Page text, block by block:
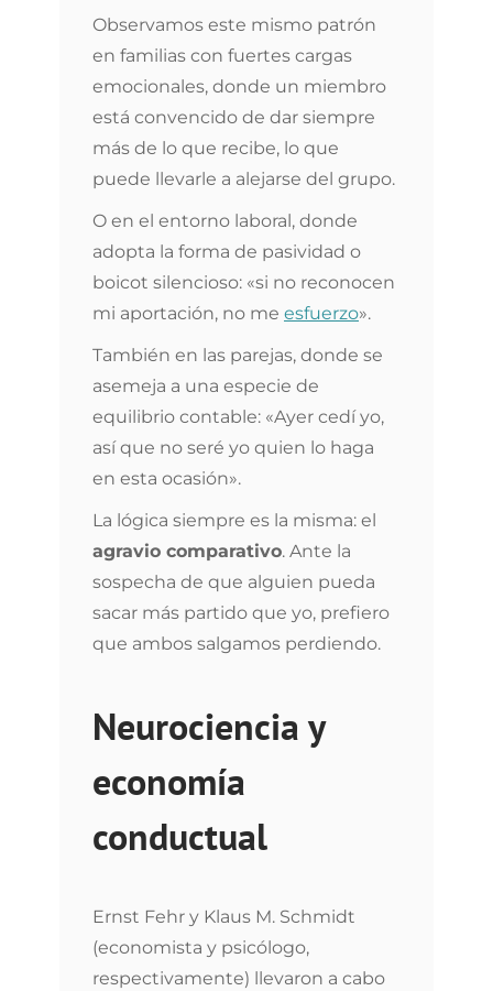
Observamos este mismo patrón
en familias con fuertes cargas
emocionales, donde un miembro
está convencido de dar siempre
más de lo que recibe, lo que
puede llevarle a alejarse del grupo.
O en el entorno laboral, donde
adopta la forma de pasividad o
boicot silencioso: «si no reconocen
mi aportación, no me esfuerzo».
También en las parejas, donde se
asemeja a una especie de
equilibrio contable: «Ayer cedí yo,
así que no seré yo quien lo haga
en esta ocasión».
La lógica siempre es la misma: el
agravio comparativo. Ante la
sospecha de que alguien pueda
sacar más partido que yo, prefiero
que ambos salgamos perdiendo.
Neurociencia y
economía
conductual
Ernst Fehr y Klaus M. Schmidt
(economista y psicólogo,
respectivamente) llevaron a cabo